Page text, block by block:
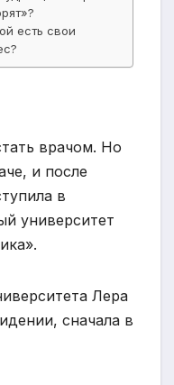
есть свои
врачом. Но
и после
в
университет
Лера
сначала в